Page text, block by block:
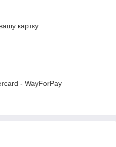
картку
- WayForPay